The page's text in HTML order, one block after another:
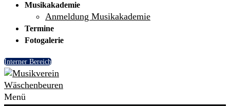
Musikakademie
Anmeldung Musikakademie
Termine
Fotogalerie
Interner Bereich
Menü